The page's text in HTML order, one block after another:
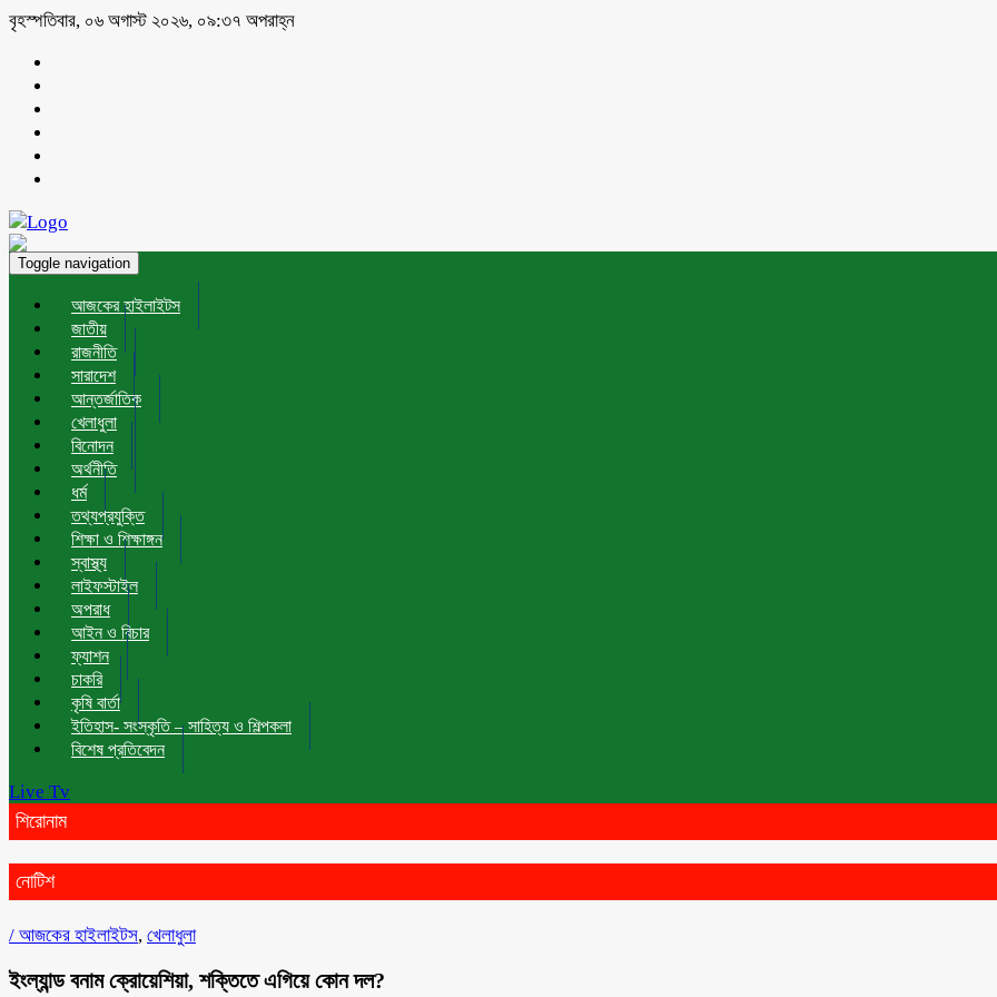
বৃহস্পতিবার, ০৬ অগাস্ট ২০২৬, ০৯:৩৭ অপরাহ্ন
Toggle navigation
আজকের হাইলাইটস
জাতীয়
রাজনীতি
সারাদেশ
আন্তর্জাতিক
খেলাধুলা
বিনোদন
অর্থনীতি
ধর্ম
তথ্যপ্রযুক্তি
শিক্ষা ও শিক্ষাঙ্গন
স্বাস্থ্য
লাইফস্টাইল
অপরাধ
আইন ও বিচার
ফ্যাশন
চাকরি
কৃষি বার্তা
ইতিহাস- সংস্কৃতি – সাহিত্য ও শিল্পকলা
বিশেষ প্রতিবেদন
Live Tv
শিরোনাম
নোটিশ
/ আজকের হাইলাইটস, খেলাধুলা
ইংল্যান্ড বনাম ক্রোয়েশিয়া, শক্তিতে এগিয়ে কোন দল?